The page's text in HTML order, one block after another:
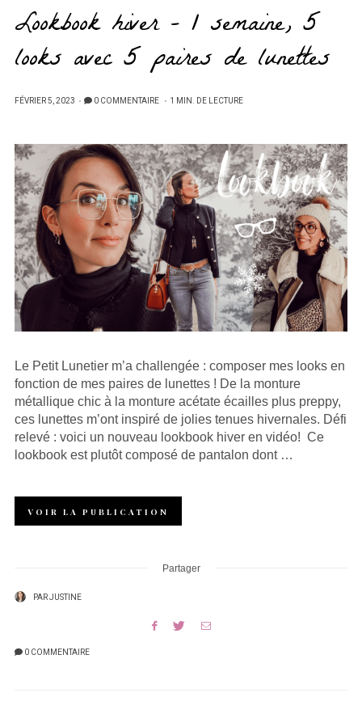
Lookbook hiver – 1 semaine, 5
looks avec 5 paires de lunettes
PUBLIÉ
FÉVRIER 5, 2023 0 COMMENTAIRE 1 MIN. DE LECTURE
Le Petit Lunetier m’a challengée : composer mes looks en
fonction de mes paires de lunettes ! De la monture
métallique chic à la monture acétate écailles plus preppy,
ces lunettes m’ont inspiré de jolies tenues hivernales. Défi
relevé : voici un nouveau lookbook hiver en vidéo! Ce
lookbook est plutôt composé de pantalon dont …
VOIR LA PUBLICATION
Partager
PARJUSTINE
0 COMMENTAIRE